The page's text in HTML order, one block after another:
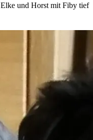
und Horst mit Fiby tief